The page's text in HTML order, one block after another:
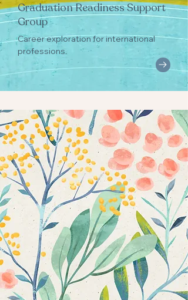
Graduation Readiness Support
Group
Career exploration for international
professions.